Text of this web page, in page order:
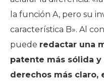
la función A, pero su
característica B». Al
puede redactar una
patente más sólida
derechos más claro,